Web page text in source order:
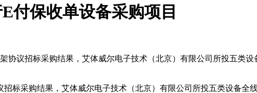
付保收单设备采购项目
协议招标采购结果，艾体威尔电子技术（北京）有限公司所投五类
标采购结果，艾体威尔电子技术（北京）有限公司所投五类设备全线